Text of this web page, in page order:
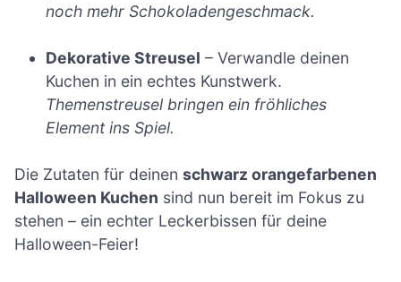
noch mehr Schokoladengeschmack.
Dekorative Streusel – Verwandle deinen
Kuchen in ein echtes Kunstwerk.
Themenstreusel bringen ein fröhliches
Element ins Spiel.
Die Zutaten für deinen schwarz orangefarbenen
Halloween Kuchen sind nun bereit im Fokus zu
stehen – ein echter Leckerbissen für deine
Halloween-Feier!